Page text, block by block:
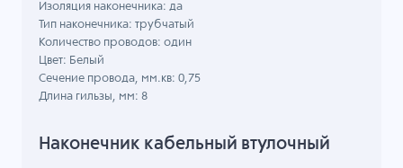
Наконечник кабельный втулочный
Изоляция наконечника: да
Тип наконечника: трубчатый
Количество проводов: один
Цвет: Белый
Сечение провода, мм.кв: 0,75
Длина гильзы, мм: 8